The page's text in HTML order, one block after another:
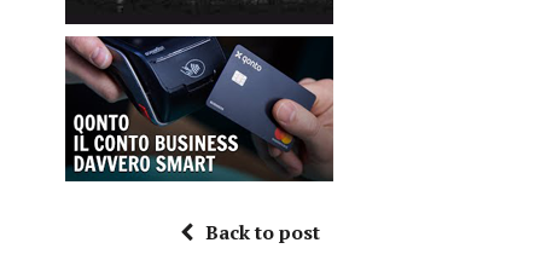
Back to post